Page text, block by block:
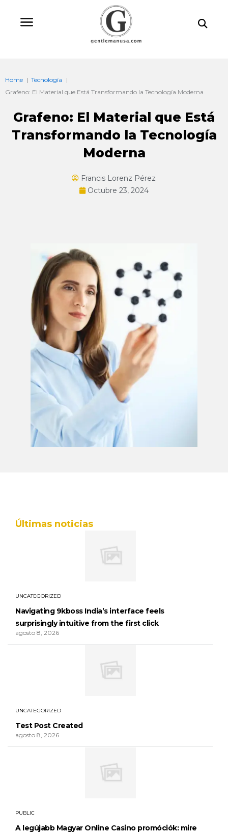
Home
Tecnología
Grafeno: El Material que Está Transformando la Tecnología Moderna
Grafeno: El Material que Está
Transformando la Tecnología
Moderna
Francis Lorenz Pérez
Octubre 23, 2024
Últimas noticias
UNCATEGORIZED
Navigating 9kboss India’s interface feels
surprisingly intuitive from the first click
agosto 8, 2026
UNCATEGORIZED
Test Post Created
agosto 8, 2026
PUBLIC
A legújabb Magyar Online Casino promóciók: mire